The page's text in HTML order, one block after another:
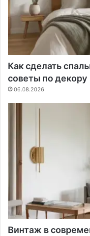
Как сделать
советы по декору
06.08.2026
Винтаж в